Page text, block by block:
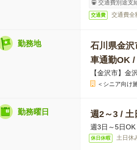
交通費別途支
交通費 交通費
勤務地
石川県金沢
車通勤OK
【金沢市】金
＜シニア向け
勤務曜日 週2～3 / 土
週3日～5日
休日休暇 土日休